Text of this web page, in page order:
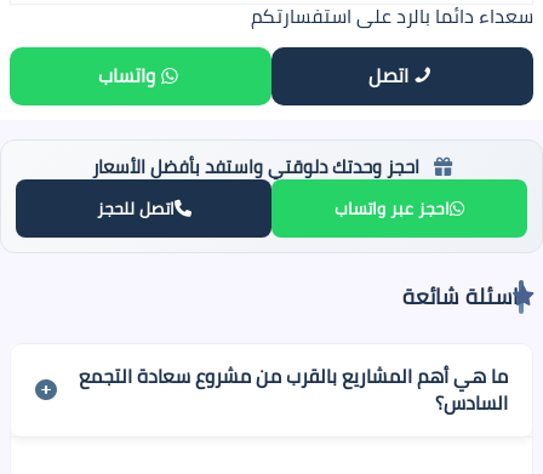
سعداء دائما بالرد على استفسارتكم
اتصل واتساب
احجز وحدتك دلوقتي واستفد بأفضل الأسعار
احجز عبر واتساب اتصل للحجز
اسئلة شائعة
ما هي أهم المشاريع بالقرب من مشروع سعادة التجمع
السادس؟